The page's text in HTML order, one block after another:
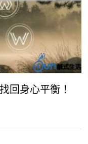
回身心平衡！